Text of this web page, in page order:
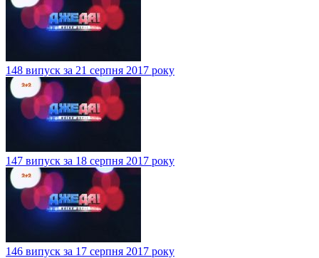
148 випуск за 21 серпня 2017 року
147 випуск за 18 серпня 2017 року
146 випуск за 17 серпня 2017 року